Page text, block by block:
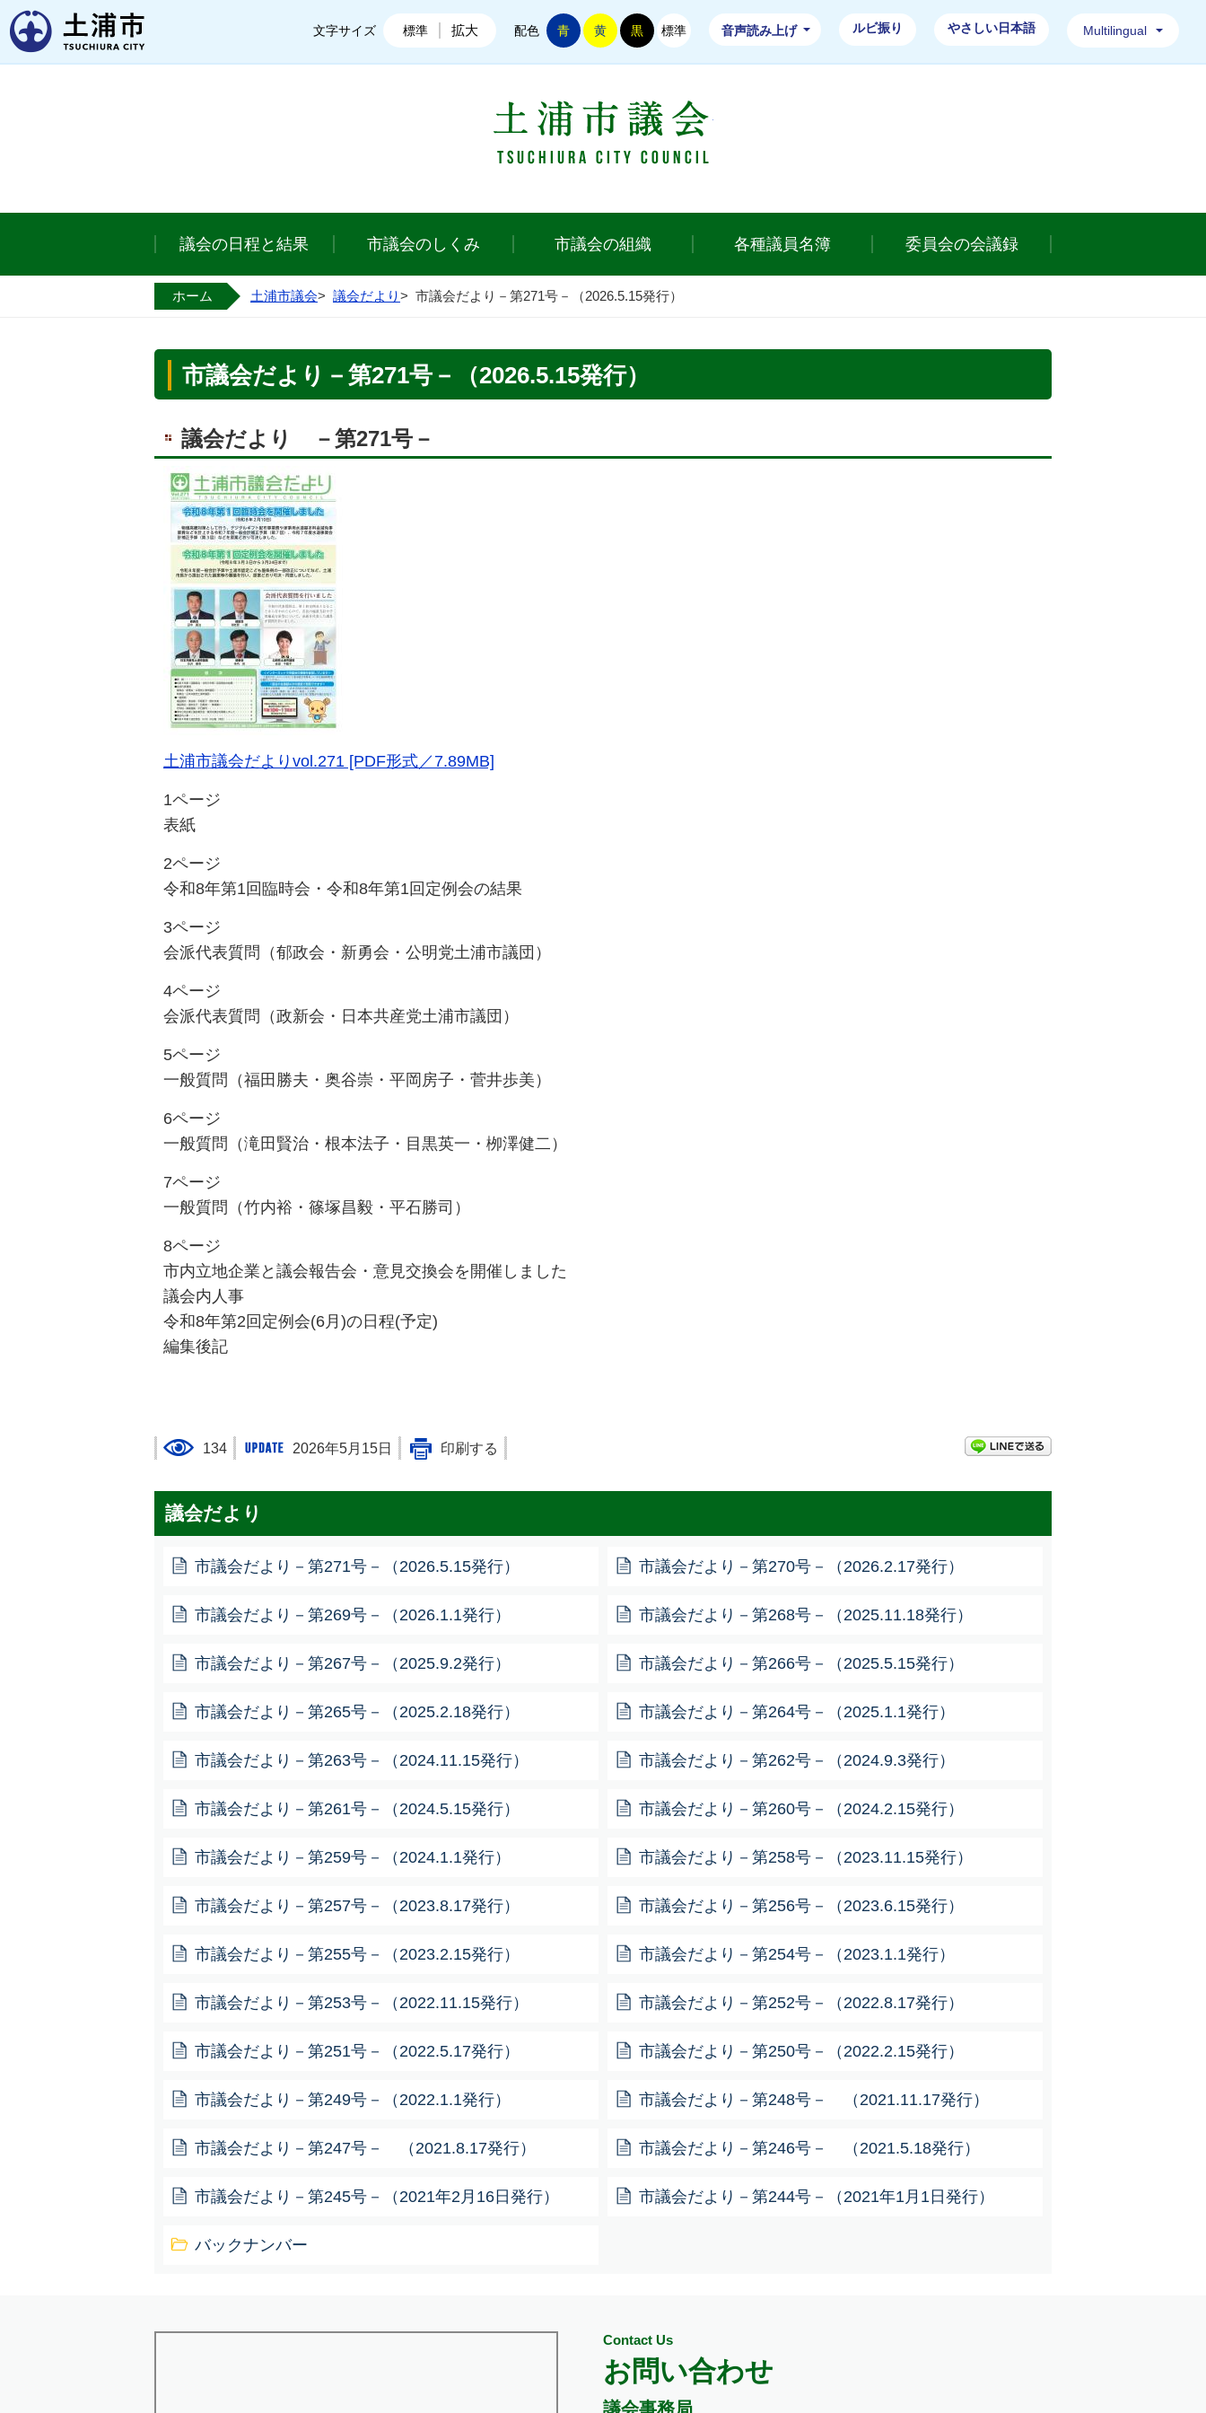
文字サイズ 標準 拡大 配色 青 黄 黒 標準 音声読み上げ ルビ振り やさしい日本語 Multilingual
議会の日程と結果 市議会のしくみ 市議会の組織 各種議員名簿 委員会の会議録
ホーム 土浦市議会> 議会だより> 市議会だより－第271号－（2026.5.15発行）
市議会だより－第271号－（2026.5.15発行）
議会だより －第271号－
土浦市議会だよりvol.271 [PDF形式／7.89MB]
1ページ
表紙
2ページ
令和8年第1回臨時会・令和8年第1回定例会の結果
3ページ
会派代表質問（郁政会・新勇会・公明党土浦市議団）
4ページ
会派代表質問（政新会・日本共産党土浦市議団）
5ページ
一般質問（福田勝夫・奥谷崇・平岡房子・菅井歩美）
6ページ
一般質問（滝田賢治・根本法子・目黒英一・栁澤健二）
7ページ
一般質問（竹内裕・篠塚昌毅・平石勝司）
8ページ
市内立地企業と議会報告会・意見交換会を開催しました
議会内人事
令和8年第2回定例会(6月)の日程(予定)
編集後記
134 2026年5月15日 印刷する
議会だより
市議会だより－第271号－（2026.5.15発行） 市議会だより－第270号－（2026.2.17発行）
市議会だより－第269号－（2026.1.1発行） 市議会だより－第268号－（2025.11.18発行）
市議会だより－第267号－（2025.9.2発行） 市議会だより－第266号－（2025.5.15発行）
市議会だより－第265号－（2025.2.18発行） 市議会だより－第264号－（2025.1.1発行）
市議会だより－第263号－（2024.11.15発行） 市議会だより－第262号－（2024.9.3発行）
市議会だより－第261号－（2024.5.15発行） 市議会だより－第260号－（2024.2.15発行）
市議会だより－第259号－（2024.1.1発行） 市議会だより－第258号－（2023.11.15発行）
市議会だより－第257号－（2023.8.17発行） 市議会だより－第256号－（2023.6.15発行）
市議会だより－第255号－（2023.2.15発行） 市議会だより－第254号－（2023.1.1発行）
市議会だより－第253号－（2022.11.15発行） 市議会だより－第252号－（2022.8.17発行）
市議会だより－第251号－（2022.5.17発行） 市議会だより－第250号－（2022.2.15発行）
市議会だより－第249号－（2022.1.1発行） 市議会だより－第248号－ （2021.11.17発行）
市議会だより－第247号－ （2021.8.17発行） 市議会だより－第246号－ （2021.5.18発行）
市議会だより－第245号－（2021年2月16日発行） 市議会だより－第244号－（2021年1月1日発行）
バックナンバー
Contact Us
お問い合わせ
議会事務局